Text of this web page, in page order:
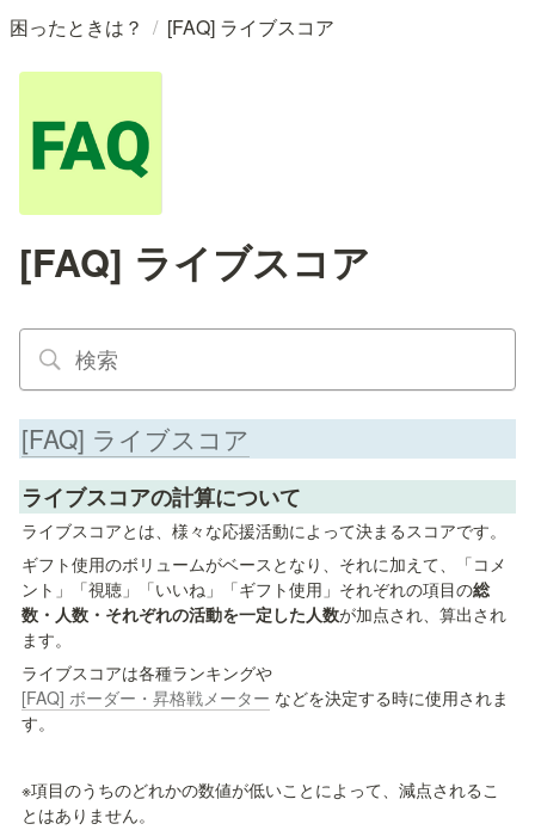
困ったときは？ / [FAQ] ライブスコア
[FAQ] ライブスコア
[FAQ] ライブスコア
ライブスコアの計算について
ライブスコアとは、様々な応援活動によって決まるスコアです。
ギフト使用のボリュームがベースとなり、それに加えて、「コメ
ント」「視聴」「いいね」「ギフト使用」それぞれの項目の総
数・人数・それぞれの活動を一定した人数が加点され、算出され
ます。
ライブスコアは各種ランキングや
[FAQ] ボーダー・昇格戦メーター などを決定する時に使用されま
す。
※項目のうちのどれかの数値が低いことによって、減点されるこ
とはありません。